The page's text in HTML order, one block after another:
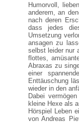
Humorvoll,
anderem, an
nach deren
dass jedes
Umsetzung
ansagen zu
selbst leider nur
flottes,
Abraxas zu
einer
Enttäuschung
wieder in den
Dabei
kleine Hexe als
Hörspiel Leben
von Andreas